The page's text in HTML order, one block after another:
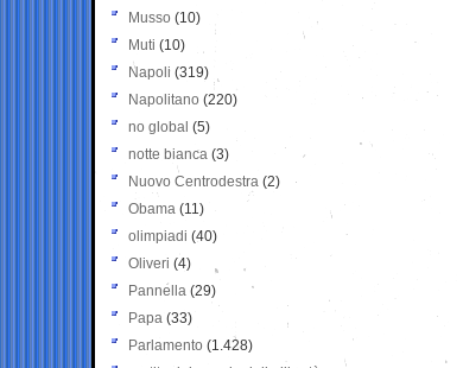
Musso (10)
Muti (10)
Napoli (319)
Napolitano (220)
no global (5)
notte bianca (3)
Nuovo Centrodestra (2)
Obama (11)
olimpiadi (40)
Oliveri (4)
Pannella (29)
Papa (33)
Parlamento (1.428)